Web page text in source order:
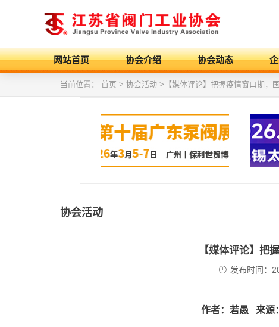
网站首页 协会介绍 协会动态
当前位置： 首页 > 协会活动 >【媒体评论】把握疫情窗口期，
协会活动
【媒体评论】把
发布时间：
作者：若愚 来源